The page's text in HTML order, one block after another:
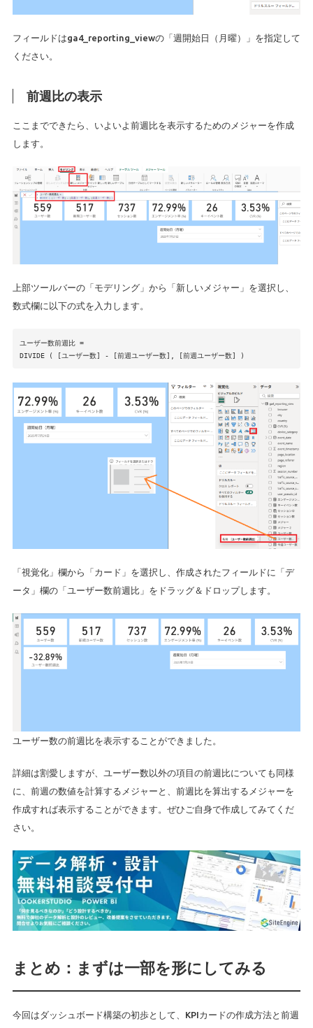
フィールドはga4_reporting_viewの「週開始日（月曜）」を指定して
ください。
前週比の表示
ここまでできたら、いよいよ前週比を表示するためのメジャーを作成
します。
上部ツールバーの「モデリング」から「新しいメジャー」を選択し、
数式欄に以下の式を入力します。
ユーザー数前週比 =
DIVIDE ( [ユーザー数] - [前週ユーザー数], [前週ユーザー数] )
「視覚化」欄から「カード」を選択し、作成されたフィールドに「デ
ータ」欄の「ユーザー数前週比」をドラッグ＆ドロップします。
ユーザー数の前週比を表示することができました。
詳細は割愛しますが、ユーザー数以外の項目の前週比についても同様
に、前週の数値を計算するメジャーと、前週比を算出するメジャーを
作成すれば表示することができます。ぜひご自身で作成してみてくだ
さい。
まとめ：まずは一部を形にしてみる
今回はダッシュボード構築の初歩として、KPIカードの作成方法と前週